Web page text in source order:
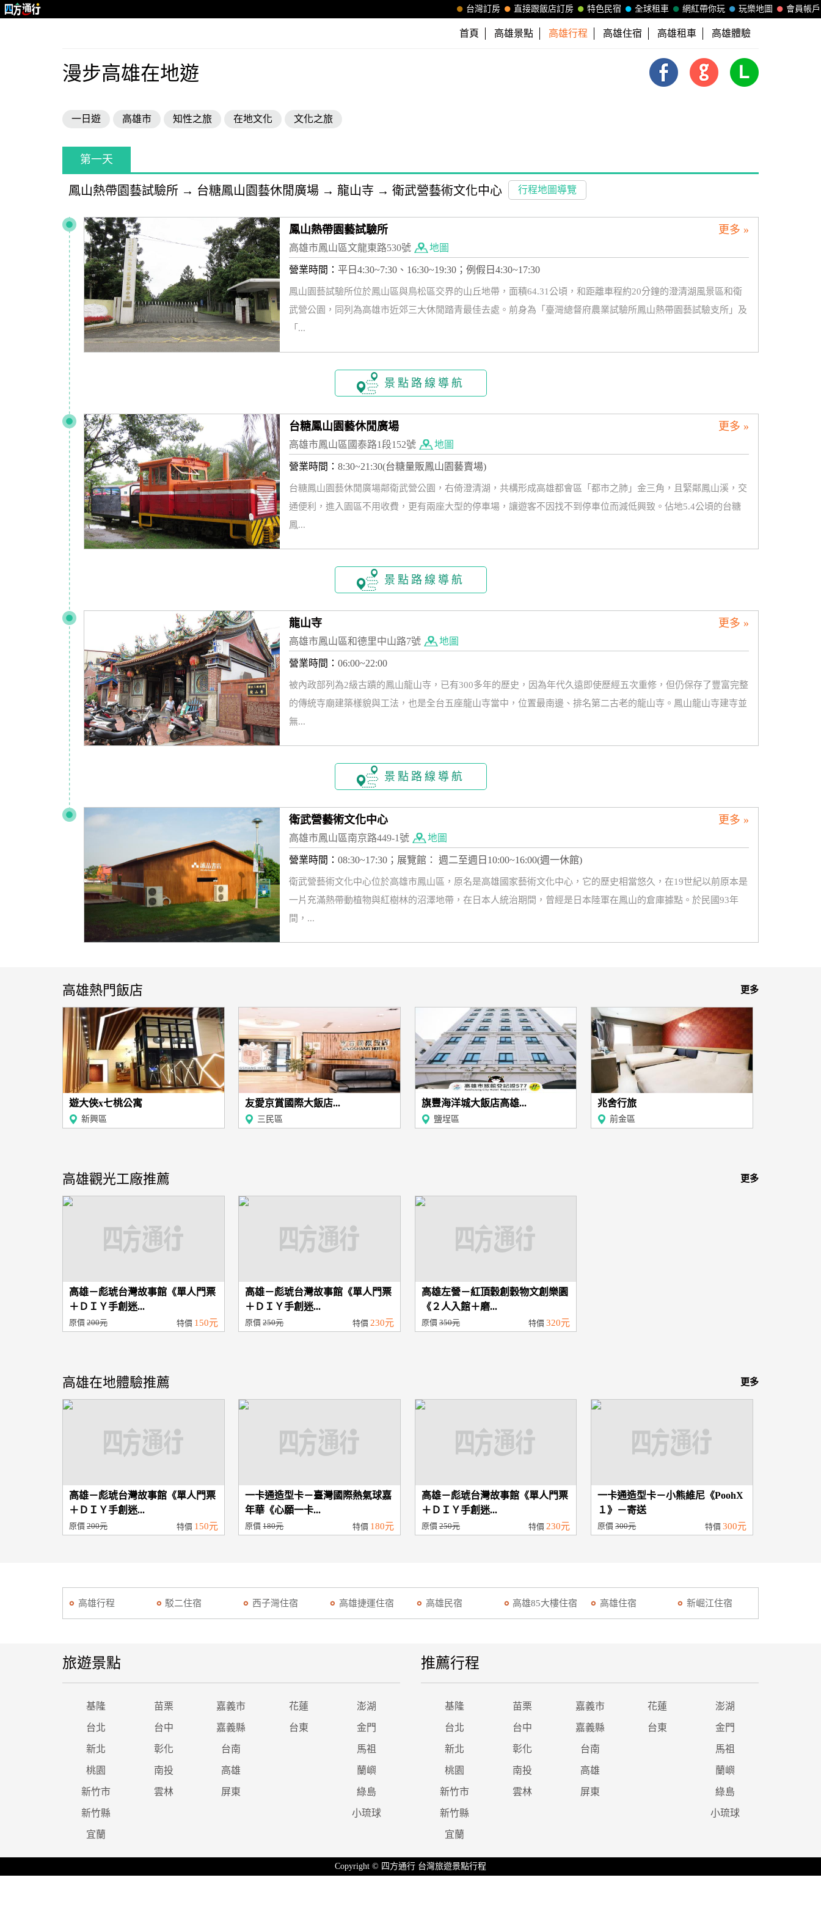
會員帳戶
玩樂地圖
網紅帶你玩
全球租車
特色民宿
直接跟飯店訂房
台灣訂房
首頁 高雄景點 高雄行程 高雄住宿 高雄租車 高雄體驗
漫步高雄在地遊
一日遊 高雄市 知性之旅 在地文化 文化之旅
第一天
鳳山熱帶園藝試驗所 → 台糖鳳山園藝休閒廣場 → 龍山寺 → 衛武營藝術文化中心 行程地圖導覽
更多 »
鳳山熱帶園藝試驗所
高雄市鳳山區文龍東路530號 地圖
營業時間： 平日4:30~7:30、16:30~19:30；例假日4:30~17:30
鳳山園藝試驗所位於鳳山區與鳥松區交界的山丘地帶，面積64.31公頃，和距離車程約20分鐘的澄清湖風景區和衛
武營公園，同列為高雄市近郊三大休閒踏青最佳去處。前身為「臺灣總督府農業試驗所鳳山熱帶園藝試驗支所」及
「...
景點路線導航
更多 »
台糖鳳山園藝休閒廣場
高雄市鳳山區國泰路1段152號 地圖
營業時間： 8:30~21:30(台糖量販鳳山園藝賣場)
台糖鳳山園藝休閒廣場鄰衛武營公園，右倚澄清湖，共構形成高雄都會區「都市之肺」金三角，且緊鄰鳳山溪，交
通便利，進入園區不用收費，更有兩座大型的停車場，讓遊客不因找不到停車位而減低興致。佔地5.4公頃的台糖
鳳...
景點路線導航
更多 »
龍山寺
高雄市鳳山區和德里中山路7號 地圖
營業時間： 06:00~22:00
被內政部列為2級古蹟的鳳山龍山寺，已有300多年的歷史，因為年代久遠即使歷經五次重修，但仍保存了豐富完整
的傳統寺廟建築樣貌與工法，也是全台五座龍山寺當中，位置最南邊、排名第二古老的龍山寺。鳳山龍山寺建寺並
無...
景點路線導航
更多 »
衛武營藝術文化中心
高雄市鳳山區南京路449-1號 地圖
營業時間： 08:30~17:30；展覽館： 週二至週日10:00~16:00(週一休館)
衛武營藝術文化中心位於高雄市鳳山區，原名是高雄國家藝術文化中心，它的歷史相當悠久，在19世紀以前原本是
一片充滿熱帶動植物與紅樹林的沼澤地帶，在日本人統治期間，曾經是日本陸軍在鳳山的倉庫據點。於民國93年
間，...
更多
高雄熱門飯店
遊大俠x七桃公寓
新興區
友愛京賞國際大飯店...
三民區
旗豐海洋城大飯店高雄...
鹽埕區
兆舍行旅
前金區
更多
高雄觀光工廠推薦
高雄－彪琥台灣故事館《單人門票
＋ＤＩＹ手創迷...
原價 200元 特價 150元
高雄－彪琥台灣故事館《單人門票
＋ＤＩＹ手創迷...
原價250元 特價230元
高雄左營－紅頂穀創穀物文創樂園
《２人入館＋磨...
原價350元 特價320元
更多
高雄在地體驗推薦
高雄－彪琥台灣故事館《單人門票
＋ＤＩＹ手創迷...
原價 200元 特價 150元
一卡通造型卡－臺灣國際熱氣球嘉
年華《心願一卡...
原價180元 特價 180元
高雄－彪琥台灣故事館《單人門票
＋ＤＩＹ手創迷...
原價250元 特價230元
一卡通造型卡－小熊維尼《PoohX
１》－寄送
原價300元 特價 300元
高雄行程 駁二住宿 西子灣住宿 高雄捷運住宿 高雄民宿 高雄85大樓住宿 高雄住宿 新崛江住宿
旅遊景點
基隆 苗栗 嘉義市 花蓮 澎湖
台北 台中 嘉義縣 台東 金門
新北 彰化 台南 馬祖
桃園 南投 高雄 蘭嶼
新竹市 雲林 屏東 綠島
新竹縣 小琉球
宜蘭
推薦行程
基隆 苗栗 嘉義市 花蓮 澎湖
台北 台中 嘉義縣 台東 金門
新北 彰化 台南 馬祖
桃園 南投 高雄 蘭嶼
新竹市 雲林 屏東 綠島
新竹縣 小琉球
宜蘭
Copyright © 四方通行 台灣旅遊景點行程